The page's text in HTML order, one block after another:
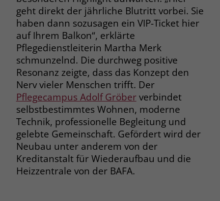
geht direkt der jährliche Blutritt vorbei. Sie
haben dann sozusagen ein VIP-Ticket hier
auf Ihrem Balkon“, erklärte
Pflegedienstleiterin Martha Merk
schmunzelnd. Die durchweg positive
Resonanz zeigte, dass das Konzept den
Nerv vieler Menschen trifft. Der
Pflegecampus Adolf Gröberverbindet
selbstbestimmtes Wohnen, moderne
Technik, professionelle Begleitung und
gelebte Gemeinschaft. Gefördert wird der
Neubau unter anderem von der
Kreditanstalt für Wiederaufbau und die
Heizzentrale von der BAFA.